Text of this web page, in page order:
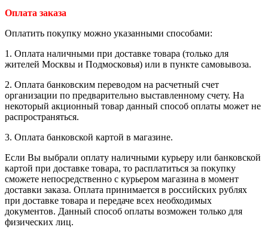
Оплата заказа
Оплатить покупку можно указанными способами:
1. Оплата наличными при доставке товара (только для
жителей Москвы и Подмосковья) или в пункте самовывоза.
2. Оплата банковским переводом на расчетный счет
организации по предварительно выставленному счету. На
некоторый акционный товар данный способ оплаты может не
распространяться.
3. Оплата банковской картой в магазине.
Если Вы выбрали оплату наличными курьеру или банковской
картой при доставке товара, то расплатиться за покупку
сможете непосредственно с курьером магазина в момент
доставки заказа. Оплата принимается в российских рублях
при доставке товара и передаче всех необходимых
документов. Данный способ оплаты возможен только для
физических лиц.